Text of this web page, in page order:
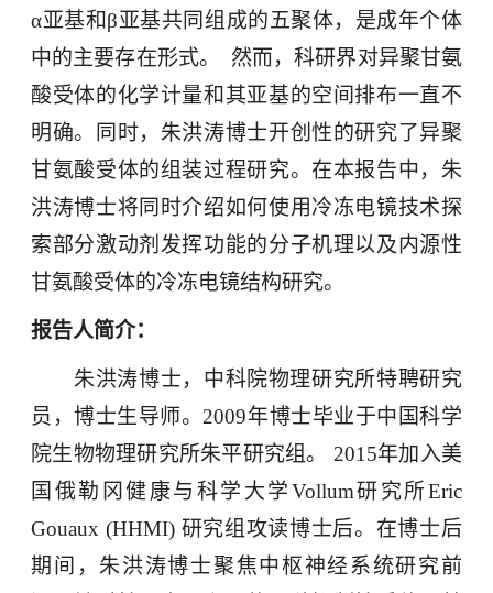
α亚基和β亚基共同组成的五聚体，是成年个体
中的主要存在形式。
然而，科研界对异聚甘氨
酸受体的化学计量和其亚基的空间排布一直不
明确。同时，朱洪涛博士开创性的研究了异聚
甘氨酸受体的组装过程研究。在本报告中，朱
洪涛博士将同时介绍如何使用冷冻电镜技术探
索部分激动剂发挥功能的分子机理以及内源性
甘氨酸受体的冷冻电镜结构研究。
报告人简介：
朱洪涛博士，中科院物理研究所特聘研究
员，博士生导师。 2009年博士毕业于中国科学
院生物物理研究所朱平研究组。
2015年加入美
国俄勒冈健康与科学大学Vollum研究所Eric
Gouaux (HHMI) 研究组攻读博士后。在博士后
期间，朱洪涛博士聚焦中枢神经系统研究前